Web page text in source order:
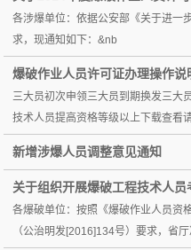
各涉爆单位：依据公安部《关于进一
求，现通知如下：&nb
爆破作业人员许可证办理操作说
三大员初次申领三大员到期换发三大
技术人员提高资格等级以上下载查看
新增涉爆人员调整意见通知
关于组织开展爆破工程技术人员
各爆破单位：按照《爆破作业人员资
（公治明发[2016]134号）要求，省